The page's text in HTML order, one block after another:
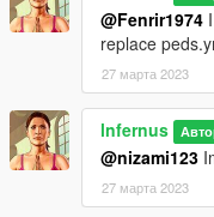
@Fenrir1974
replace
27 марта 2023
lnfernus
@nizami123
27 марта 2023